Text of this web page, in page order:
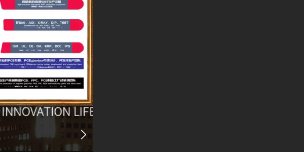
lengua española
ພາສາລາວ
русский
français
Italia
Deutsch